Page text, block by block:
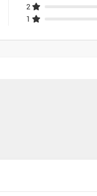
2
1